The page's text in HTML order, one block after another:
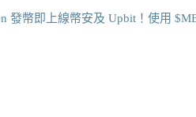
發幣即上線幣安及 Upbit！使用